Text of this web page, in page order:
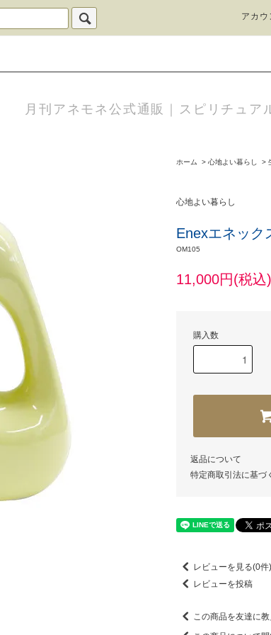
アカ
月刊アネモネ公式通販｜スピリチュア
ホーム > 心地よい暮らし >
心地よい暮らし
Enexエネッ
OM105
11,000円(税込)
購入数
返品について
特定商取引法に基づ
レビューを見る(0件)
レビューを投稿
この商品を友達に